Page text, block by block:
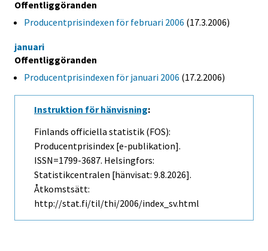
Offentliggöranden
Producentprisindexen för februari 2006 (17.3.2006)
januari
Offentliggöranden
Producentprisindexen för januari 2006 (17.2.2006)
Instruktion för hänvisning:
Finlands officiella statistik (FOS):
Producentprisindex [e-publikation].
ISSN=1799-3687. Helsingfors:
Statistikcentralen [hänvisat: 9.8.2026].
Åtkomstsätt:
http://stat.fi/til/thi/2006/index_sv.html